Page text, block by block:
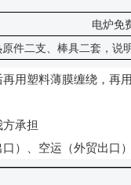
电炉免
原件二支、棒具二套，说
用塑料薄膜缠绕，再
承担
）、空运（外贸出口